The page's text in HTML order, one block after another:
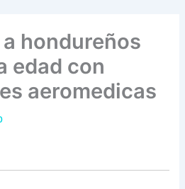
hondureños
edad con
aeromedicas